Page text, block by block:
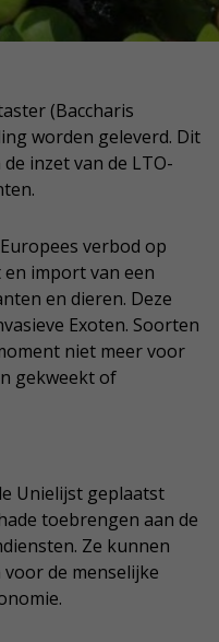
(Baccharis
worden geleverd. Dit
inzet van de LTO-
verbod op
import van een
en dieren. Deze
Exoten. Soorten
niet meer voor
gekweekt of
Unielijst geplaatst
toebrengen aan de
Ze kunnen
de menselijke